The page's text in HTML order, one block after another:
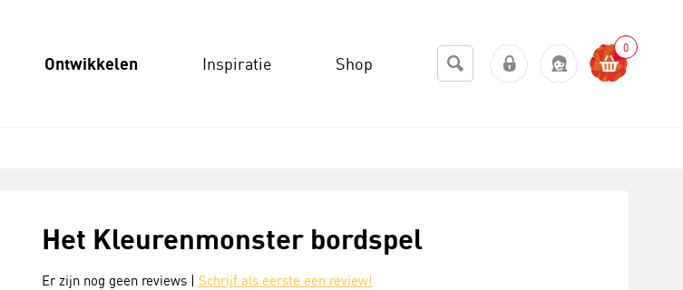
Ontwikkelen Inspiratie Shop
0
Het Kleurenmonster bordspel
Er zijn nog geen reviews | Schrijf als eerste een review!